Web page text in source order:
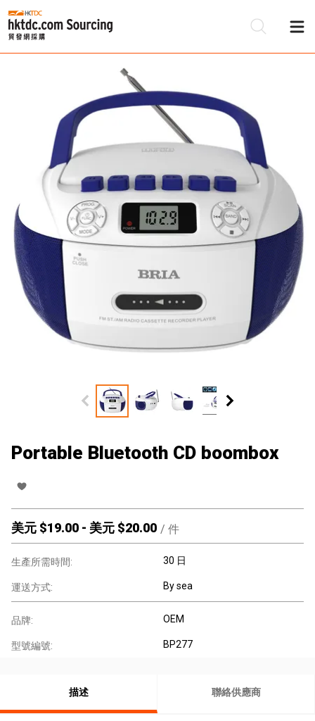
Portable Bluetooth CD boombox
美元 $19.00 - 美元 $20.00 / 件
生產所需時間: 30 日
運送方式: By sea
品牌: OEM
型號編號: BP277
描述 聯絡供應商